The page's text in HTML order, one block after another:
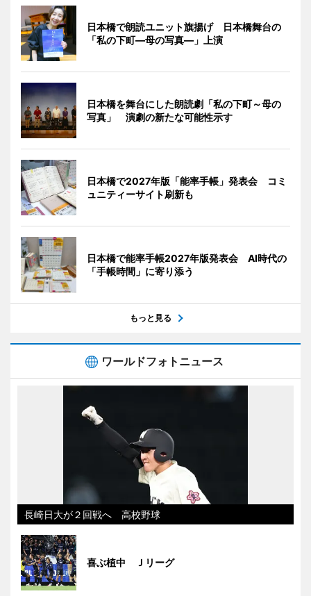
日本橋で朗読ユニット旗揚げ 日本橋舞台の
「私の下町―母の写真―」上演
日本橋を舞台にした朗読劇「私の下町～母の
写真」 演劇の新たな可能性示す
日本橋で2027年版「能率手帳」発表会 コミ
ュニティーサイト刷新も
日本橋で能率手帳2027年版発表会 AI時代の
「手帳時間」に寄り添う
もっと見る
ワールドフォトニュース
長崎日大が２回戦へ 高校野球
喜ぶ植中 Ｊリーグ